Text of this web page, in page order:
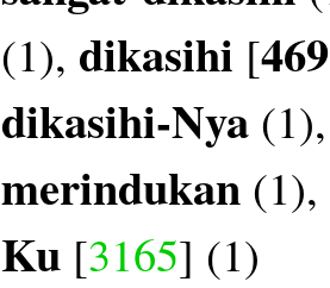
(1), dikasihi [
dikasihi-Nya
merindukan (1),
Ku [3165] (1)